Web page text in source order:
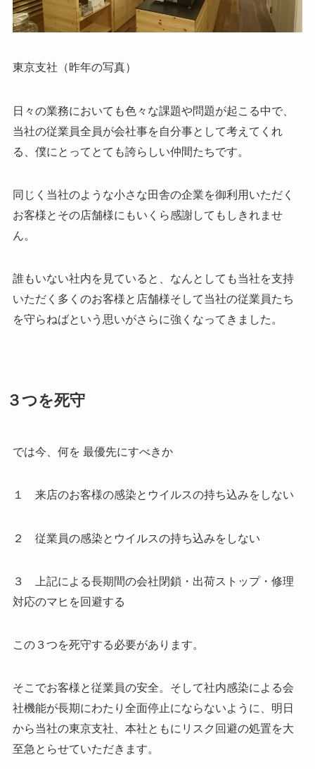
東京支社（昨年の写真）
日々の業務においても色々な課題や問題が起こる中で、
当社の従業員全員が会社事を自分事として考えてくれ
る、僕にとってとても誇らしい仲間たちです。
同じく当社のような小さな田舎の企業を御利用いただく
お客様とその店舗様にもいくら感謝してもしきれませ
ん。
誰もいない社内を見ていると、なんとしても当社を支持
いただく多くのお客様と店舗様そして当社の従業員たち
を守らねばという思いがさらに強くなってきました。
３つを死守
では今、何を 最優先にすべきか
１ 来店のお客様の感染とウイルスの持ち込みをしない
２ 従業員の感染とウイルスの持ち込みをしない
３ 上記による長期間の会社閉鎖・出荷ストップ・修理
対応のマヒを回避する
この３つを死守する必要があります。
そこでお客様と従業員の安全。そして社内感染による会
社機能が長期にわたり全面停止にならないように、明日
から当社の東京支社、本社ともにリスク回避の処置を大
至急とらせていただきます。